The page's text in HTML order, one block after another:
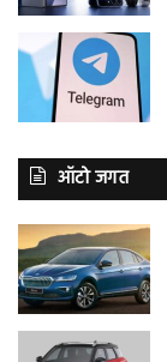
ऑटो जगत